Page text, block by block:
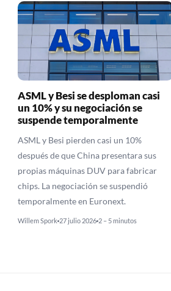
ASML y Besi se desploman casi
un 10% y su negociación se
suspende temporalmente
ASML y Besi pierden casi un 10%
después de que China presentara sus
propias máquinas DUV para fabricar
chips. La negociación se suspendió
temporalmente en Euronext.
Willem Spork 27 julio 2026 2 – 5 minutos